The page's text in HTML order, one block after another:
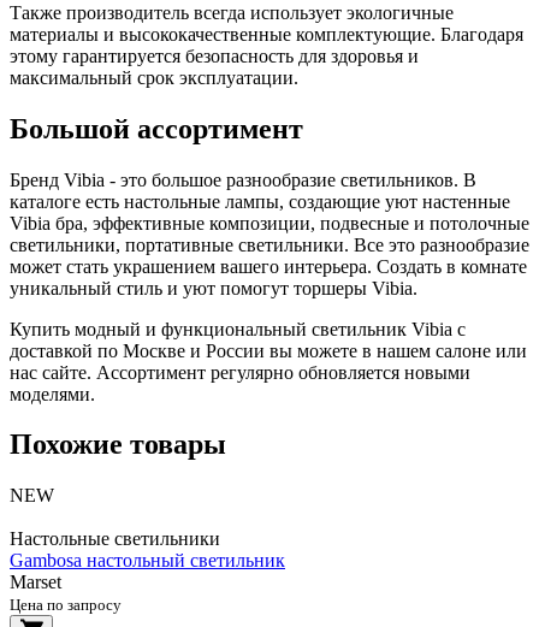
Также производитель всегда использует экологичные
материалы и высококачественные комплектующие. Благодаря
этому гарантируется безопасность для здоровья и
максимальный срок эксплуатации.
Большой ассортимент
Бренд Vibia - это большое разнообразие светильников. В
каталоге есть настольные лампы, создающие уют настенные
Vibia бра, эффективные композиции, подвесные и потолочные
светильники, портативные светильники. Все это разнообразие
может стать украшением вашего интерьера. Создать в комнате
уникальный стиль и уют помогут торшеры Vibia.
Купить модный и функциональный светильник Vibia с
доставкой по Москве и России вы можете в нашем салоне или
нас сайте. Ассортимент регулярно обновляется новыми
моделями.
Похожие товары
NEW
Настольные светильники
Gambosa настольный светильник
Marset
Цена по запросу